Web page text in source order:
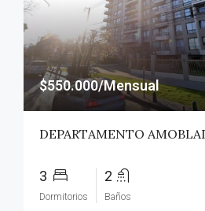
$550.000/Mensual
3
Dormitorios
2
Baños